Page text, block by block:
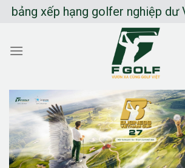
Chuyển
dung
xếp hạng golfer nghiệp dư Việt